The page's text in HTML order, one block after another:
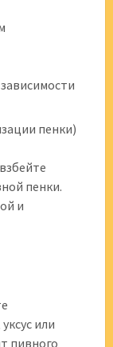
пенки)
пенки.
и
или
пивного